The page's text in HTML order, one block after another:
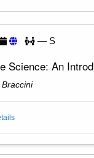
— S
Science: An